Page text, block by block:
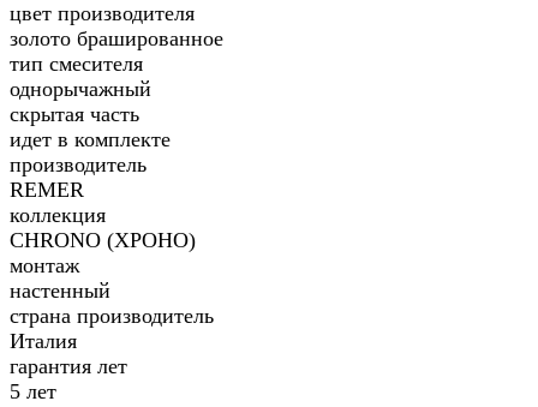
цвет производителя
золото брашированное
тип смесителя
однорычажный
скрытая часть
идет в комплекте
производитель
REMER
коллекция
CHRONO (ХРОНО)
монтаж
настенный
страна производитель
Италия
гарантия лет
5 лет